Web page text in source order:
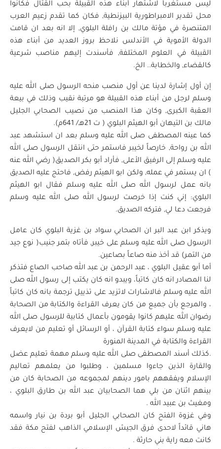
ليس مستغرباً لاشتهار أبناء هذه القبيلة بحب القتال فكانوا
محل تقدير الامبراطورية البيزنطية, فكان كما تقدم زعيم العرب
المتنصرة في مؤتة مالك بن رافلة البلوي, إلا انه بعد ان قامت
الدولة الأموية في الأندلس نلاحظ بروز العديد من أبناء هذه
القبيلة في العلوم المختلفة, فأسندت إليهم مناصب شرعية
كالقضاء, والخطابة.. الخ.
إن أول إشارة لدينا عن أول منصب منحه الرسول صلى الله عليه
وسلم لرجل من أبناء هذه القبيلة هو مرتبة نقيب وذلك في بيعة
العقبة الكبرى, وكان هذا المنصب من نصيب الصحابي الجليل
مالك بن التيهان أبو الهيثم البلوي ( ت 21هـ/ 641م).
كما عينه المصطفى صلى الله عليه وسلم بعد ان استشهد عبد
الله بن رواحة, خارصاً لخيبر فاستمر حتى انتقل الرسول صلى الله
عليه وسلم إلى الرفيق الأعلى, فأراد أبو بكر الصديق( رضي الله عنه
) ان يستمر في عمله, ولكن ابو الهيثم رفض, فاحتج عليه الصديق
بانه عمل لرسول الله صلى الله عليه وسلم فقال ابو الهيثم
البلوي: إني كنت إذا خرصت لرسول الله صلى الله عليه وسلم
فرجعت دعا لي, فتركه الصديق.
ويذكر ابن عبد البر ان الصحابي سواد بن غزية البلوي كان عامل
الرسول صلى الله عليه وسلم على خيبر, فأتاه بتمر جنيب( نوع جيد
من التمر) قد أخذ منه صاعاً بصاعين.
أما أبو عقيل البلوي ، عبد الرحمن بن عبد الله صاحب الصاع فتذكر
لنا المصادر انه كان كاتباً، ويبدو انه كان يكتب إلى رسول الله صلى
الله عليه وسلم فالاشارات لاتزيد على تذييل ترجمة بانه كان كاتباً
، والمرجع بأن جميع من كان يعرف القراءة والكتابة من الصحابة
رضوان الله عليهم كانوا يقومون بأعمال كتابية للرسول صلى الله
عليه وسلم سواء كتابة القرآن ، أو الرسائل أو تعليم من لايعرف
القراءة والكتابة في المدينة المنورة
.كذلك أسند المصطفى صلى الله عليه وسلم مهمة تعليم عضل
والقارة الذين جاءوا مسلمين ، وطلبوا من يعلمهم تعاليم
الإسلام ويفقههم بامور دينهم لمجموعه من الصحابة كان من
بينهم اثنان من بلي هما الصحابيان عبد الله بن طارق البلوي ،
ومغيث بن عبيد الله .
وفي غزوة الفتح كان الصحابي الجليل أبو بردة بن نيار واسمه
هاني قائداً لاحدى فرق الجيش الإسلامي الذاهب لفتح مكة فقد
كانت معه راية بني حارثة .